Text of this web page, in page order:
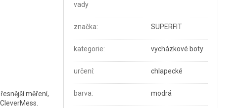
měření,
vady
značka: SUPERFIT
kategorie: vycházkové boty
určení: chlapecké
barva: modrá